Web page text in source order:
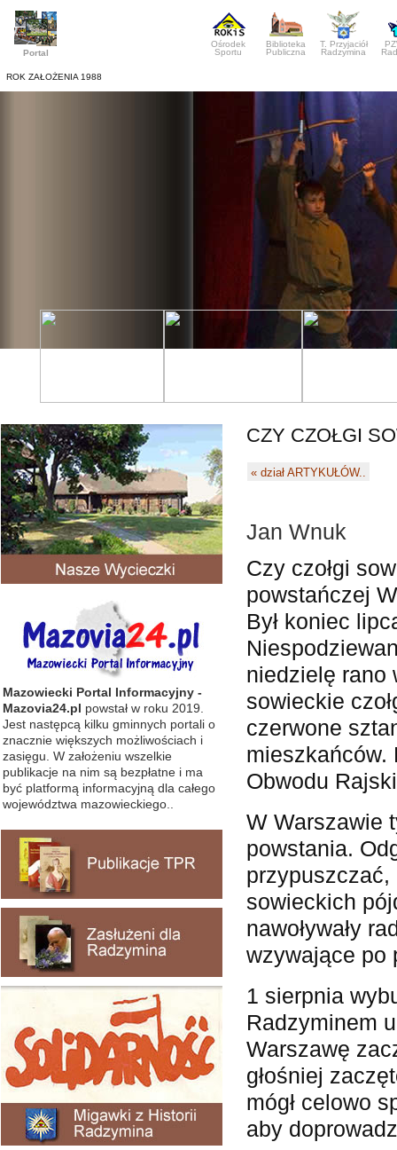
Portal
Ośrodek
Sportu
Biblioteka
Publiczna
T. Przyjaciół
Radzymina
ROK ZAŁOŻENIA 1988
Mazowiecki Portal Informacyjny -
Mazovia24.pl powstał w roku 2019.
Jest następcą kilku gminnych portali o
znacznie większych możliwościach i
zasięgu. W założeniu wszelkie
publikacje na nim są bezpłatne i ma
być platformą informacyjną dla całego
województwa mazowieckiego..
CZY CZOŁGI
« dział ARTYKUŁÓW..
Jan Wnuk
Czy czołgi
powstańczej
Był koniec
niedzielę rano
sowieckie
czerwone
mieszkańców.
Obwodu
W Warszawie
powstania.
sowieckich
nawoływały
wzywające po
1 sierpnia
Radzyminem
Warszawę
głośniej
mógł celowo
aby